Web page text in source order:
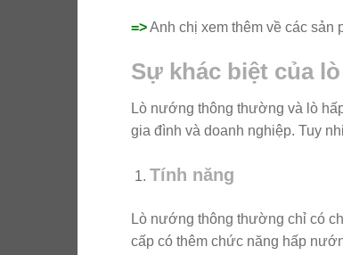
=>Anh chị xem thêm về các sản
Sự khác biệt của
Lò nướng thông thường và lò
gia đình và doanh nghiệp. Tuy
Tính năng
Lò nướng thông thường chỉ có
cấp có thêm chức năng hấp